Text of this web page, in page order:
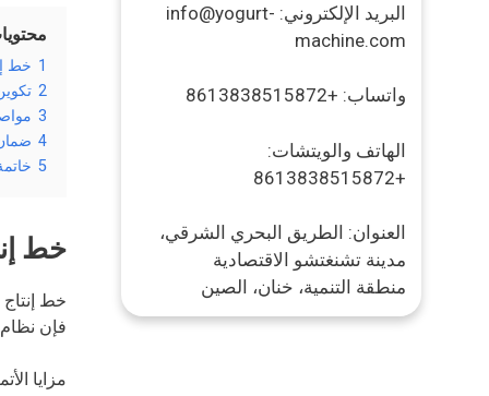
1 خط
2
3
4
5
خط
خط إنتاج
فإن نظام
مزايا
البريد الإلكتروني: info@yogurt-
machine.com
واتساب: +8613838515872
الهاتف والويتشات:
+8613838515872
العنوان: الطريق البحري الشرقي،
مدينة تشنغتشو الاقتصادية
منطقة التنمية، خنان، الصين